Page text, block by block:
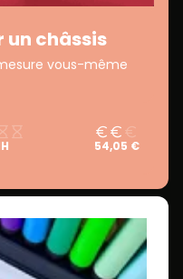
un châssis
vous-même
54,05 €